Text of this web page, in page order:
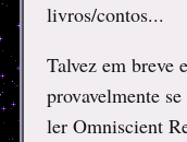
livros/contos...
Talvez em breve
provavelmente
ler Omniscient